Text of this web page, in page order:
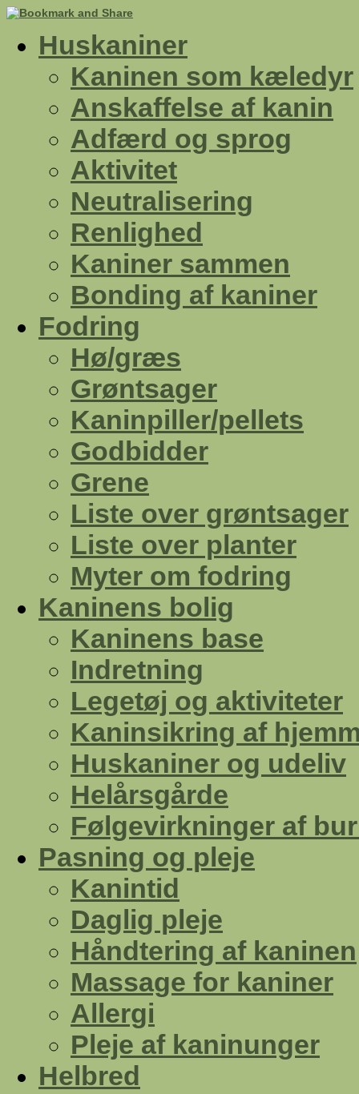
Huskaniner
Kaninen som kæledyr
Anskaffelse af kanin
Adfærd og sprog
Aktivitet
Neutralisering
Renlighed
Kaniner sammen
Bonding af kaniner
Fodring
Hø/græs
Grøntsager
Kaninpiller/pellets
Godbidder
Grene
Liste over grøntsager
Liste over planter
Myter om fodring
Kaninens bolig
Kaninens base
Indretning
Legetøj og aktiviteter
Kaninsikring af
Huskaniner og udeliv
Helårsgårde
Følgevirkninger af
Pasning og pleje
Kanintid
Daglig pleje
Håndtering af kaninen
Massage for kaniner
Allergi
Pleje af kaninunger
Helbred